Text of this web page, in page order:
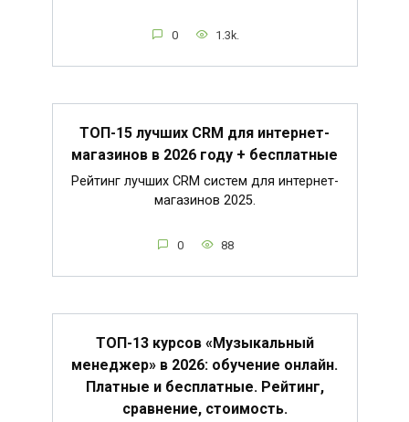
0 1.3k.
ТОП-15 лучших CRM для интернет-
магазинов в 2026 году + бесплатные
Рейтинг лучших CRM систем для интернет-
магазинов 2025.
0 88
ТОП-13 курсов «Музыкальный
менеджер» в 2026: обучение онлайн.
Платные и бесплатные. Рейтинг,
сравнение, стоимость.